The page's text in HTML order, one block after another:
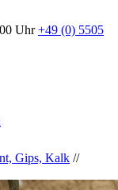
Uhr+49 (0) 5505
Gips, Kalk //